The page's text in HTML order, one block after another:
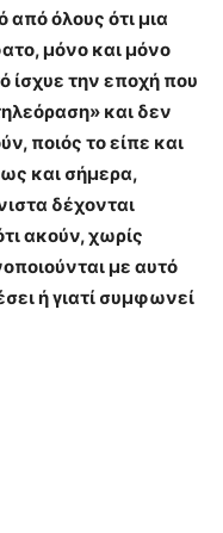
από όλους ότι μια
, μόνο και μόνο
ίσχυε την εποχή που
και δεν
ποιός το είπε και
και σήμερα,
δέχονται
ακούν, χωρίς
με αυτό
ή γιατί συμφωνεί